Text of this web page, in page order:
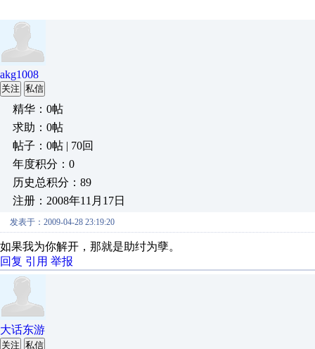
akg1008
关注 私信
精华：0帖
求助：0帖
帖子：0帖 | 70回
年度积分：0
历史总积分：89
注册：2008年11月17日
发表于：2009-04-28 23:19:20
如果我为你解开，那就是助纣为孽。
回复 引用 举报
大话东游
关注 私信